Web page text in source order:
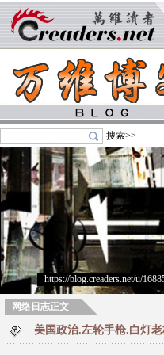
搜索>>
https://blog.creaders.net/u/
网络日志正文
美国政治.左轮手枪.白灯